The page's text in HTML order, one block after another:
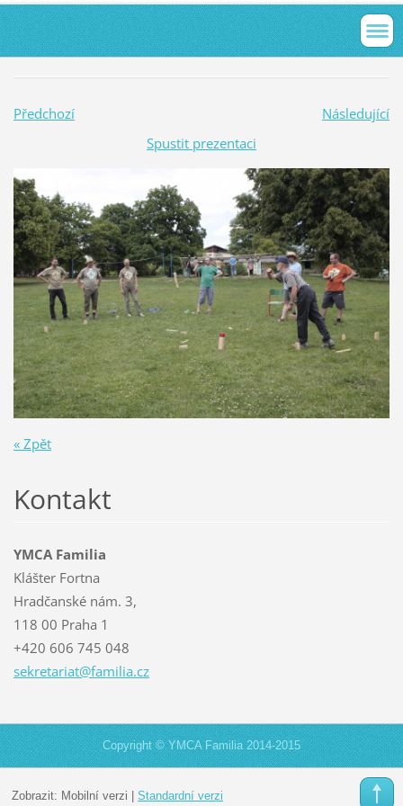
Předchozí
Následující
Spustit prezentaci
« Zpět
Kontakt
YMCA Familia
Klášter Fortna
Hradčanské nám. 3,
118 00 Praha 1
+420 606 745 048
sekretariat@familia.cz
Copyright © YMCA Familia 2014-2015
Zobrazit: Mobilní verzi | Standardní verzi